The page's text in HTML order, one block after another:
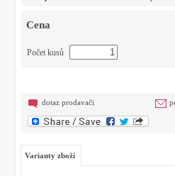
Cena
Počet kusů
dotaz prodavači
Varianty zboží